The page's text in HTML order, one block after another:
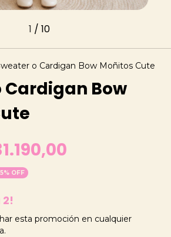
1 / 10
o Cardigan Bow Moñitos Cute
Cardigan Bow
% OFF
2!
esta promoción en cualquier